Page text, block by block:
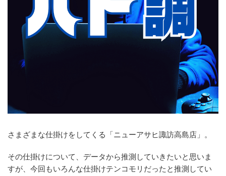
さまざまな仕掛けをしてくる「ニューアサヒ諏訪高島店」。
その仕掛けについて、データから推測していきたいと思いま
すが、今回もいろんな仕掛けテンコモリだったと推測してい